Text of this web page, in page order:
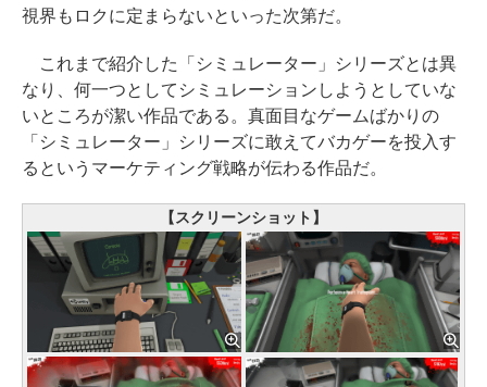
視界もロクに定まらないといった次第だ。
これまで紹介した「シミュレーター」シリーズとは異
なり、何一つとしてシミュレーションしようとしていな
いところが潔い作品である。真面目なゲームばかりの
「シミュレーター」シリーズに敢えてバカゲーを投入す
るというマーケティング戦略が伝わる作品だ。
【スクリーンショット】